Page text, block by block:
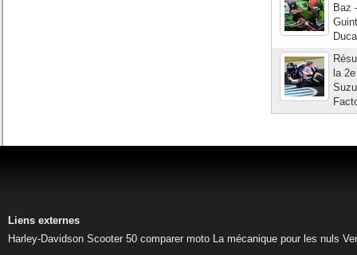
Baz
la
Liens externes
Harley-Davidson Scooter 50 comparer moto La mécanique pour les nuls